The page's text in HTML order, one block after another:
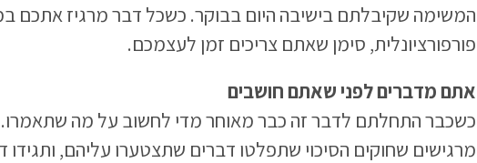
המשימה שקיבלתם בישיבה היום בבוקר. כשכל דבר מרגיז אתכם
פורפורציונלית, סימן שאתם צריכים זמן לעצמכם.
אתם מדברים לפני שאתם חושבים
כשכבר התחלתם לדבר זה כבר מאוחר מדי לחשוב על מה
מרגישים שחוקים הסיכוי שתפלטו דברים שתצטערו עליהם,